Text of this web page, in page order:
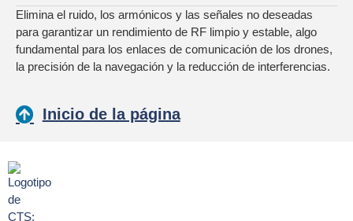
Elimina el ruido, los armónicos y las señales no deseadas
para garantizar un rendimiento de RF limpio y estable, algo
fundamental para los enlaces de comunicación de los drones,
la precisión de la navegación y la reducción de interferencias.
Inicio de la página